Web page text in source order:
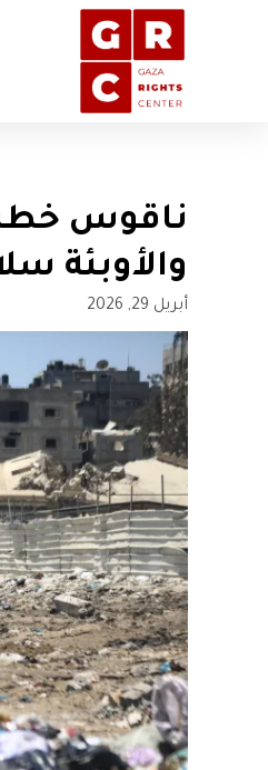
ناقوس خطر
والأوبئة
أبريل 29, 2026